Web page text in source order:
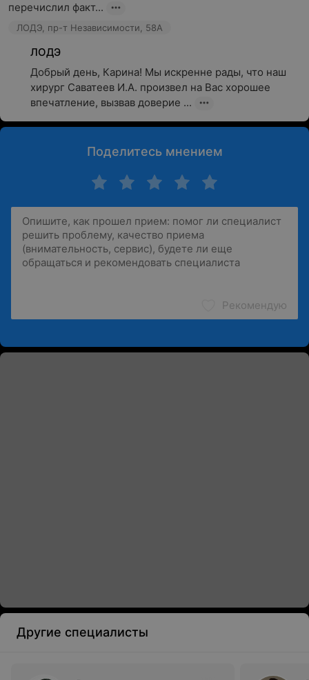
перечислил факт...
ЛОДЭ, пр-т Независимости, 58А
ЛОДЭ
Добрый день, Карина! Мы искренне рады, что наш
хирург Саватеев И.А. произвел на Вас хорошее
впечатление, вызвав доверие ...
Поделитесь мнением
Рекомендую
Другие специалисты